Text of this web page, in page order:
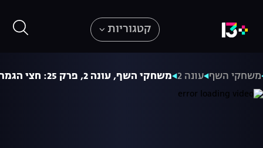
קטגוריות
משחקי השף עונה 2 משחקי השף, עונה 2, פרק 25: חצי הגמר